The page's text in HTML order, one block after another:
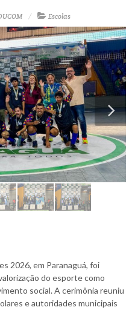
Escolas
2026, em Paranaguá, foi
do esporte como
social. A cerimônia reuniu
e autoridades municipais